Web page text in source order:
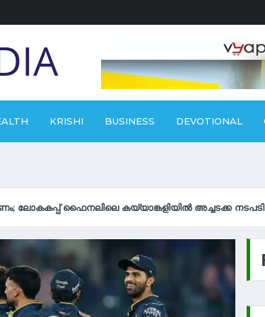
KRISHI BUSINESS DEVOTIONAL
സ്‌പെയ്ന്‍; സെമിയില്‍ ഫ്രാന്‍സിനെതിരെ